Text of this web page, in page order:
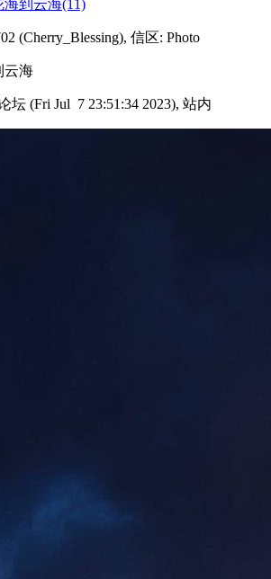
海到云海(11)
(Cherry_Blessing), 信区: Photo
云海
坛 (Fri Jul 7 23:51:34 2023), 站内